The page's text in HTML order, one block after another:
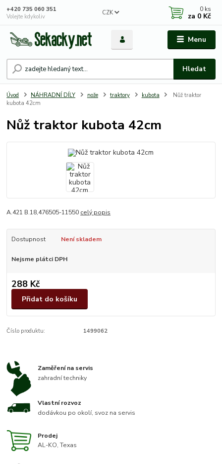
Menu
CZK
Hledat
+420 735 060 351
Volejte kdykoliv
0 ks
za 0 Kč
Úvod NÁHRADNÍ DÍLY nože traktory kubota
Nůž traktor
kubota 42cm
Nůž traktor kubota 42cm
A.421 B.18,476505-11550 celý popis
Dostupnost Není skladem
Nejsme plátci DPH
288 Kč
Přidat do košíku
Číslo produktu: 1499062
Zaměření na servis
zahradní techniky
Vlastní rozvoz
dodávkou po okolí, svoz na servis
Prodej
AL-KO, Texas